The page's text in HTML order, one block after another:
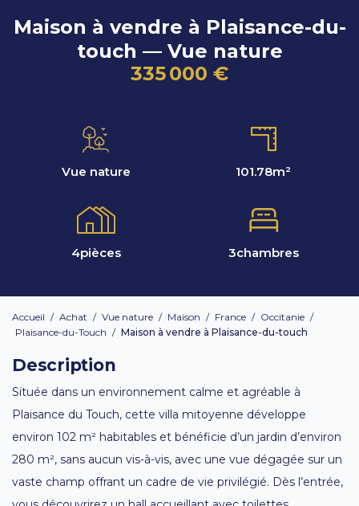
Maison à vendre à Plaisance-du-
touch — Vue nature
335 000 €
Vue nature 101.78m²
4pièces 3chambres
Accueil / Achat / Vue nature / Maison / France / Occitanie /
Plaisance-du-Touch / Maison à vendre à Plaisance-du-touch
Description
Située dans un environnement calme et agréable à
Plaisance du Touch, cette villa mitoyenne développe
environ 102 m² habitables et bénéficie d’un jardin d’environ
280 m², sans aucun vis-à-vis, avec une vue dégagée sur un
vaste champ offrant un cadre de vie privilégié. Dès l’entrée,